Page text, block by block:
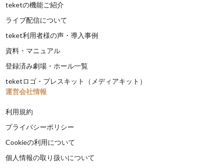
teketの機能ご紹介
ライブ配信について
teket利用者様の声・導入事例
資料・マニュアル
登録済み劇場・ホール一覧
teketロゴ・プレスキット（メディアキット）
運営会社情報
利用規約
プライバシーポリシー
Cookieの利用について
個人情報の取り扱いについて